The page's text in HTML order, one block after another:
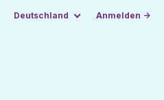
Deutschland Anmelden →